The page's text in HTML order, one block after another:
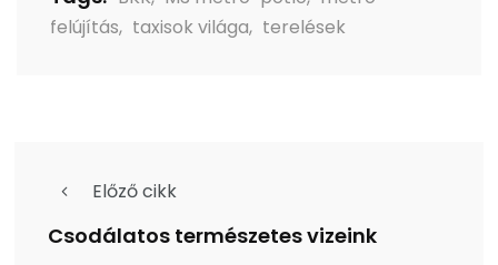
felújítás, taxisok világa, terelések
Előző cikk
Csodálatos természetes vizeink